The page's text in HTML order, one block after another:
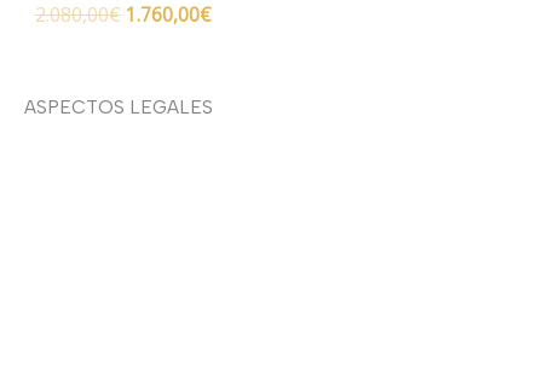
2.080,00€ 1.760,00€
ASPECTOS LEGALES